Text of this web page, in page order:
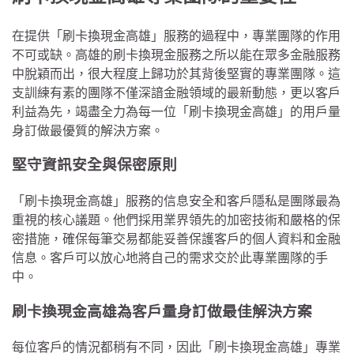
在提供「刷卡換現金高雄」服務的過程中，專業團隊的作用
不可或缺。高雄的刷卡換現金服務之所以能在眾多金融服務
中脫穎而出，很大程度上歸功於其背後堅實的專業團隊。這
支訓練有素的團隊不僅深諳金融領域的最新動態，更以客戶
利益為先，竭盡全力為每一位「刷卡換現金高雄」的用戶量
身訂做最優質的解決方案。
堅守資訊安全與保密原則
「刷卡換現金高雄」服務的信息安全和客戶隱私是團隊最為
重視的核心議題。他們採用業界領先的加密技術和嚴格的保
密措施，確保每筆交易都能妥善保護客戶的個人資料和金融
信息。客戶可以放心地將自己的需求交於此專業團隊的手
中。
刷卡換現金高雄為客戶量身訂做最佳解決方案
每位客戶的情況都稍有不同，因此「刷卡換現金高雄」專業